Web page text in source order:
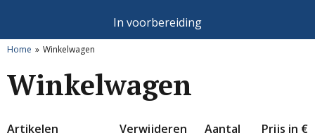
In voorbereiding
Home Winkelwagen
Winkelwagen
Artikelen Verwijderen Aantal Prijs in €